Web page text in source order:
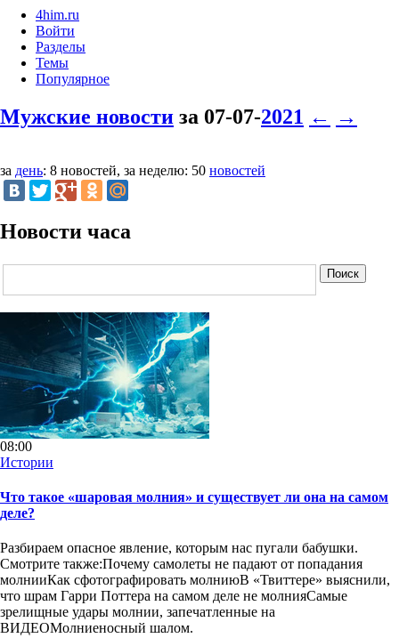
4him.ru
Войти
Разделы
Темы
Популярное
Мужские новости за 07-07-2021 ← →
за день: 8 новостей, за неделю: 50 новостей
Новости часа
08:00
Истории
Что такое «шаровая молния» и существует ли она на самом
деле?
Разбираем опасное явление, которым нас пугали бабушки.
Смотрите также:Почему самолеты не падают от попадания
молнииКак сфотографировать молниюВ «Твиттере» выяснили,
что шрам Гарри Поттера на самом деле не молнияСамые
зрелищные удары молнии, запечатленные на
ВИДЕОМолниеносный шалом.